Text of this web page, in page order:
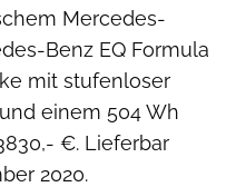
Mercedes-
Benz EQ Formula
mit stufenloser
einem 504 Wh
€. Lieferbar
2020.